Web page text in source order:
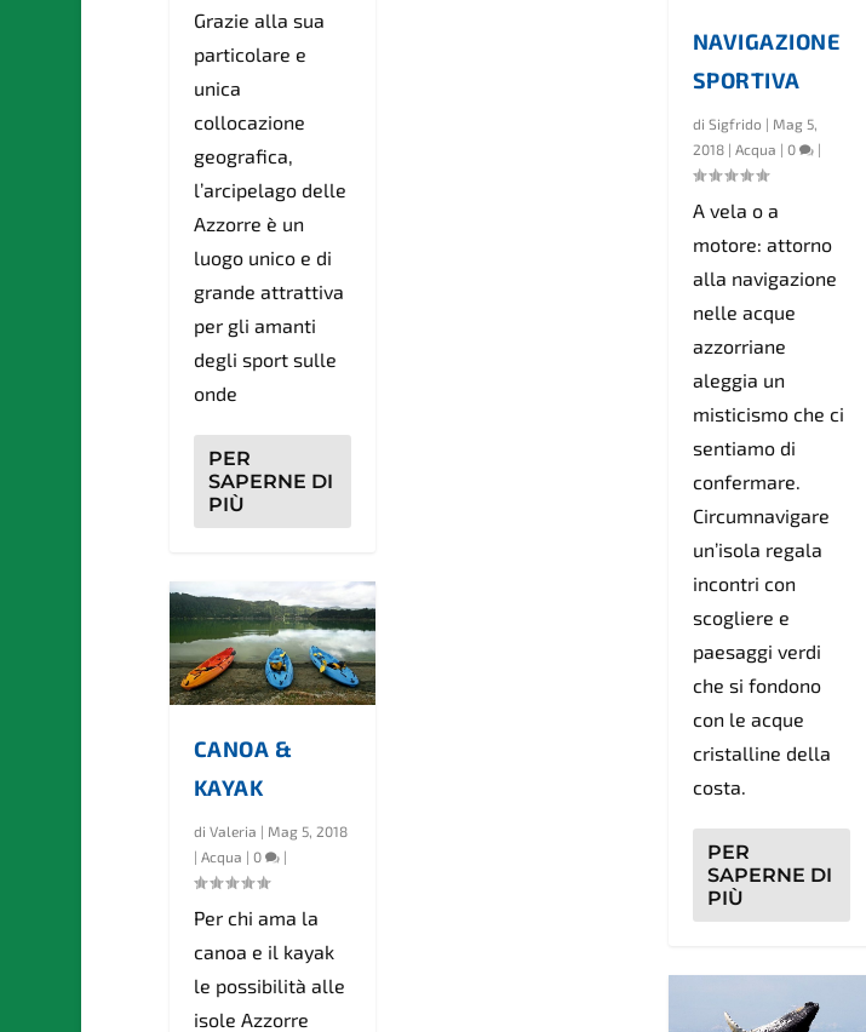
Grazie alla sua
particolare e
unica
collocazione
geografica,
l’arcipelago delle
Azzorre è un
luogo unico e di
grande attrattiva
per gli amanti
degli sport sulle
onde
PER
SAPERNE DI
PIÙ
CANOA &
KAYAK
di Valeria | Mag 5, 2018
| Acqua | 0 |
Per chi ama la
canoa e il kayak
le possibilità alle
isole Azzorre
NAVIGAZIONE
SPORTIVA
di Sigfrido | Mag 5,
2018| Acqua | 0 |
A vela o a
motore: attorno
alla navigazione
nelle acque
azzorriane
aleggia un
misticismo che ci
sentiamo di
confermare.
Circumnavigare
un’isola regala
incontri con
scogliere e
paesaggi verdi
che si fondono
con le acque
cristalline della
costa.
PER
SAPERNE DI
PIÙ